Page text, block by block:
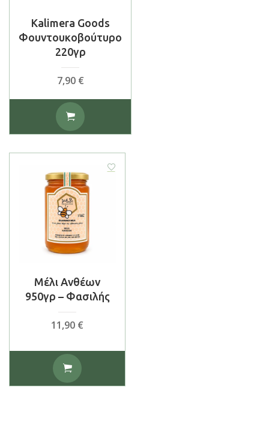
Kalimera Goods
Φουντουκοβούτυρο
220γρ
7,90 €
Μέλι Ανθέων
950γρ – Φασιλής
11,90 €